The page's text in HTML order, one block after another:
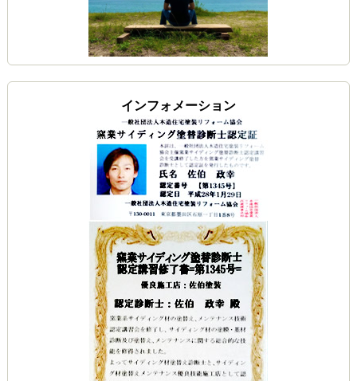
インフォメーション